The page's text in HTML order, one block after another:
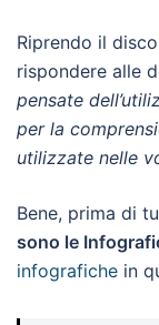
Riprendo il
rispondere alle
pensate
per la
utilizzate nelle
Bene, prima di
sono le
infografiche in